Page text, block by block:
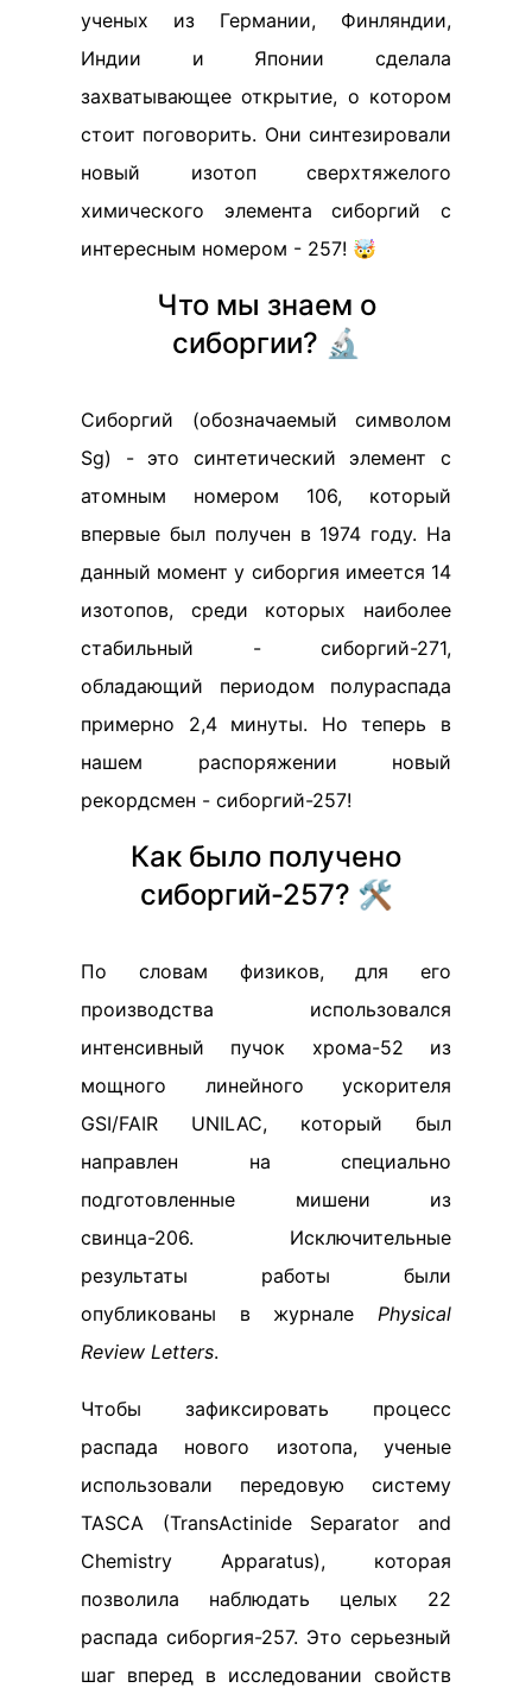
ученых из Германии, Финляндии,
Индии и Японии сделала
захватывающее открытие, о котором
стоит поговорить. Они синтезировали
новый изотоп сверхтяжелого
химического элемента сиборгий с
интересным номером - 257! 🤯
Что мы знаем о
сиборгии? 🔬
Сиборгий (обозначаемый символом
Sg) - это синтетический элемент с
атомным номером 106, который
впервые был получен в 1974 году. На
данный момент у сиборгия имеется 14
изотопов, среди которых наиболее
стабильный - сиборгий-271,
обладающий периодом полураспада
примерно 2,4 минуты. Но теперь в
нашем распоряжении новый
рекордсмен - сиборгий-257!
Как было получено
сиборгий-257? 🛠️
По словам физиков, для его
производства использовался
интенсивный пучок хрома-52 из
мощного линейного ускорителя
GSI/FAIR UNILAC, который был
направлен на специально
подготовленные мишени из
свинца-206. Исключительные
результаты работы были
опубликованы в журнале Physical
Review Letters.
Чтобы зафиксировать процесс
распада нового изотопа, ученые
использовали передовую систему
TASCA (TransActinide Separator and
Chemistry Apparatus), которая
позволила наблюдать целых 22
распада сиборгия-257. Это серьезный
шаг вперед в исследовании свойств